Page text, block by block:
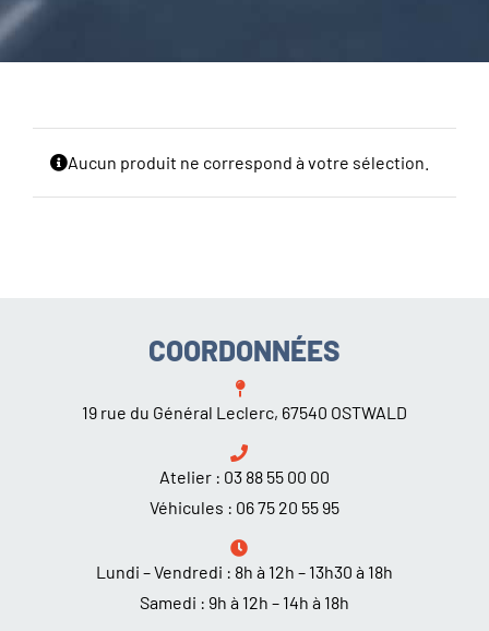
CARROSSERIE / VITRAGE
CONTACT
Aucun produit ne correspond à votre sélection.
COORDONNÉES
19 rue du Général Leclerc, 67540 OSTWALD
Atelier : 03 88 55 00 00
Véhicules : 06 75 20 55 95
Lundi – Vendredi : 8h à 12h – 13h30 à 18h
Samedi : 9h à 12h – 14h à 18h